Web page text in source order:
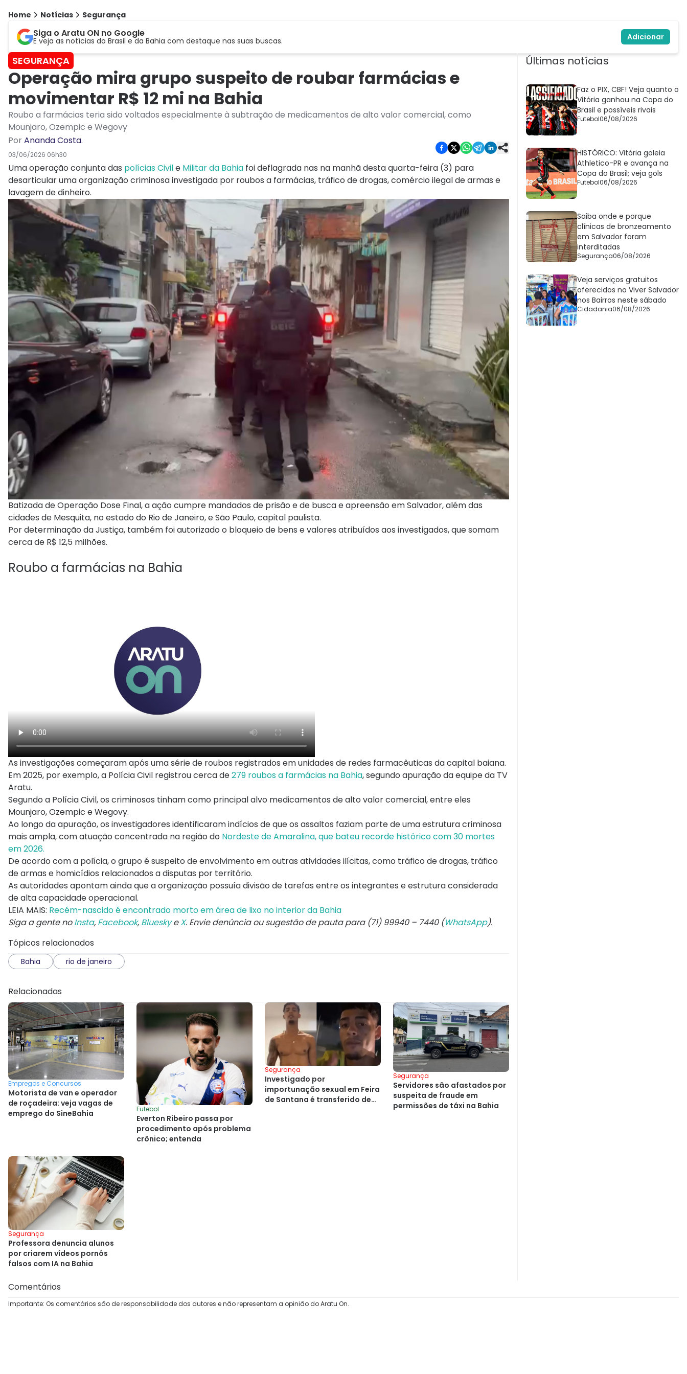
Home Notícias Segurança
Siga o Aratu ON no Google
E veja as notícias do Brasil e da Bahia com destaque nas suas buscas. Adicionar
SEGURANÇA
Operação mira grupo suspeito de roubar farmácias e
movimentar R$ 12 mi na Bahia
Roubo a farmácias teria sido voltados especialmente à subtração de medicamentos de alto valor comercial, como
Mounjaro, Ozempic e Wegovy
PorAnanda Costa.
03/06/2026 06h30
Uma operação conjunta das polícias Civile Militar da Bahia foi deflagrada nas na manhã desta quarta-feira (3) para
desarticular uma organização criminosa investigada por roubos a farmácias, tráfico de drogas, comércio ilegal de armas e
lavagem de dinheiro.
Batizada de Operação Dose Final, a ação cumpre mandados de prisão e de busca e apreensão em Salvador, além das
cidades de Mesquita, no estado do Rio de Janeiro, e São Paulo, capital paulista.
Por determinação da Justiça, também foi autorizado o bloqueio de bens e valores atribuídos aos investigados, que somam
cerca de R$ 12,5 milhões.
Roubo a farmácias na Bahia
As investigações começaram após uma série de roubos registrados em unidades de redes farmacêuticas da capital baiana.
Em 2025, por exemplo, a Polícia Civil registrou cerca de279 roubos a farmácias na Bahia, segundo apuração da equipe da TV
Aratu.
Segundo a Polícia Civil, os criminosos tinham como principal alvo medicamentos de alto valor comercial, entre eles
Mounjaro, Ozempic e Wegovy.
Ao longo da apuração, os investigadores identificaram indícios de que os assaltos faziam parte de uma estrutura criminosa
mais ampla, com atuação concentrada na região do Nordeste de Amaralina, que bateu recorde histórico com 30 mortes
em 2026.
De acordo com a polícia, o grupo é suspeito de envolvimento em outras atividades ilícitas, como tráfico de drogas, tráfico
de armas e homicídios relacionados a disputas por território.
As autoridades apontam ainda que a organização possuía divisão de tarefas entre os integrantes e estrutura considerada
de alta capacidade operacional.
LEIA MAIS: Recém-nascido é encontrado morto em área de lixo no interior da Bahia
Siga a gente noInsta, Facebook, BlueskyeX. Envie denúncia ou sugestão de pauta para (71) 99940 – 7440 (WhatsApp).
Tópicos relacionados
Bahia rio de janeiro
Relacionadas
Empregos e Concursos
Motorista de van e operador
de roçadeira: veja vagas de
emprego do SineBahia
Futebol
Everton Ribeiro passa por
procedimento após problema
crônico; entenda
Segurança
Investigado por
importunação sexual em Feira
de Santana é transferido de
Segurança
Servidores são afastados por
suspeita de fraude em
permissões de táxi na Bahia
Segurança
Professora denuncia alunos
por criarem vídeos pornôs
falsos com IA na Bahia
Últimas notícias
Faz o PIX, CBF! Veja quanto o
Vitória ganhou na Copa do
Brasil e possíveis rivais
Futebol06/08/2026
HISTÓRICO: Vitória goleia
Athletico-PR e avança na
Copa do Brasil; veja gols
Futebol06/08/2026
Saiba onde e porque
clínicas de bronzeamento
em Salvador foram
interditadas
Segurança06/08/2026
Veja serviços gratuitos
oferecidos no Viver Salvador
nos Bairros neste sábado
Cidadania06/08/2026
Comentários
Importante: Os comentários são de responsabilidade dos autores e não representam a opinião do Aratu On.